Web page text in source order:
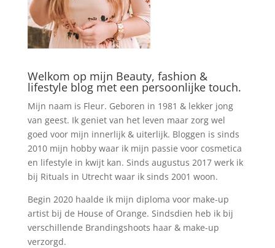
Welkom op mijn Beauty, fashion &
lifestyle blog met een persoonlijke touch.
Mijn naam is Fleur. Geboren in 1981 & lekker jong
van geest. Ik geniet van het leven maar zorg wel
goed voor mijn innerlijk & uiterlijk. Bloggen is sinds
2010 mijn hobby waar ik mijn passie voor cosmetica
en lifestyle in kwijt kan. Sinds augustus 2017 werk ik
bij Rituals in Utrecht waar ik sinds 2001 woon.
Begin 2020 haalde ik mijn diploma voor make-up
artist bij de House of Orange. Sindsdien heb ik bij
verschillende Brandingshoots haar & make-up
verzorgd.